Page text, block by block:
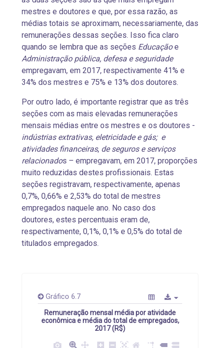
mestres e doutores e que, por essa razão, as
médias totais se aproximam, necessariamente, das
remunerações dessas seções. Isso fica claro
quando se lembra que as seções Educaçãoe
Administração pública, defesa e seguridade
empregavam, em 2017, respectivamente 41% e
34% dos mestres e 75% e 13% dos doutores.
Por outro lado, é importante registrar que as três
seções com as mais elevadas remunerações
mensais médias entre os mestres e os doutores -
indústrias extrativas, eletricidade e gás; e
atividades financeiras, de seguros e serviços
relacionados – empregavam, em 2017, proporções
muito reduzidas destes profissionais. Estas
seções registravam, respectivamente, apenas
0,7%, 0,66% e 2,53% do total de mestres
empregados naquele ano. No caso dos
doutores, estes percentuais eram de,
respectivamente, 0,1%, 0,1% e 0,5% do total de
titulados empregados.
Gráfico 6.7
Remuneração mensal média por atividade
econômica e média do total de empregados,
2017 (R$)